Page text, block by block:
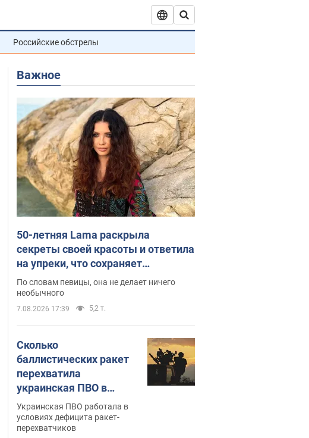
Российские обстрелы
Важное
50-летняя Lama раскрыла
секреты своей красоты и ответила
на упреки, что сохраняет
молодость, ведь у нее нет детей
По словам певицы, она не делает ничего
необычного
7.08.2026 17:39 5,2 т.
Сколько
баллистических ракет
перехватила
украинская ПВО в
июле: в Минобороны
назвали цифру
Украинская ПВО работала в
условиях дефицита ракет-
перехватчиков